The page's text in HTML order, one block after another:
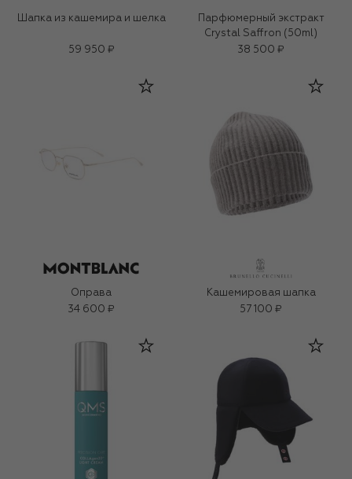
Шапка из кашемира и шелка
59 950 ₽
Парфюмерный экстракт
Crystal Saffron (50ml)
38 500 ₽
Оправа
34 600 ₽
Кашемировая шапка
57 100 ₽